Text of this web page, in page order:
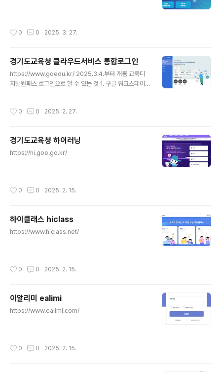
0 0 2025. 3. 27.
경기도교육청 클라우드서비스 통합로그인
https://www.goedu.kr/ 2025.3.4.부터 개통 교육디
지털원패스 로그인으로 할 수 있는 것 1. 구글 워크스페이
드라이브, 엑셀, 파워포인트, 팀즈 등)3. 한컴독스(한글, 한
EIS+, 온라인클래스, 학교알리미, 경기도교육청 경기교육
모아, 경기교육통합도서관 로그인
0 0 2025. 2. 27.
경기도교육청 하이러닝
https://hi.goe.go.kr/
0 0 2025. 2. 15.
하이클래스 hiclass
https://www.hiclass.net/
0 0 2025. 2. 15.
이알리미 ealimi
https://www.ealimi.com/
0 0 2025. 2. 15.